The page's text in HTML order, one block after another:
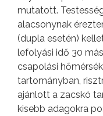
mutatott.
alacsonynak
(dupla esetén)
lefolyási idő 30
csapolási
tartományban,
ajánlott a zacskó
kisebb adagokra